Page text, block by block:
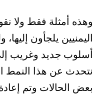
وهذه أمثلة فقط ولا
اليمنيين يلجأون إليها،
أسلوب جديد وغريب
نتحدث عن هذا النمط
بعض الحالات وتم